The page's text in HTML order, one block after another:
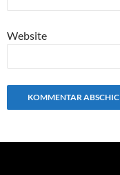
Website